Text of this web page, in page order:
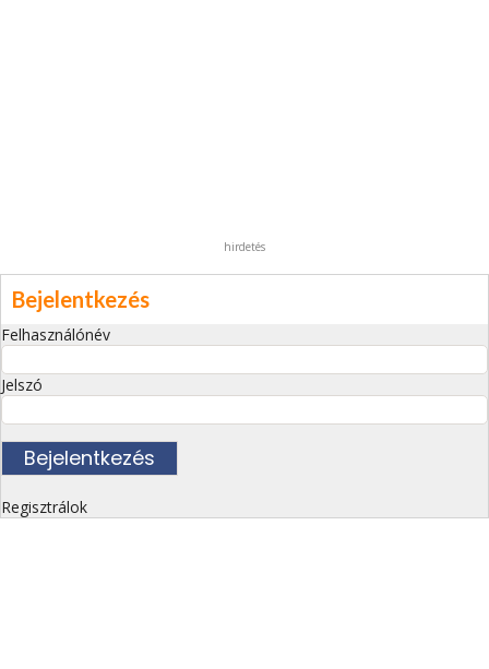
hirdetés
Bejelentkezés
Felhasználónév
Jelszó
Regisztrálok